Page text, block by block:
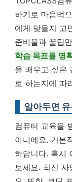
하기로 마음먹
에게 맞을지 고
준비물과 꿀팁
학습 목표를 명
을 배우고 싶은
로 하는지에 따
알아두면
컴퓨터 교육을
아니에요. 기본
하답니다. 혹시
보세요. 최신